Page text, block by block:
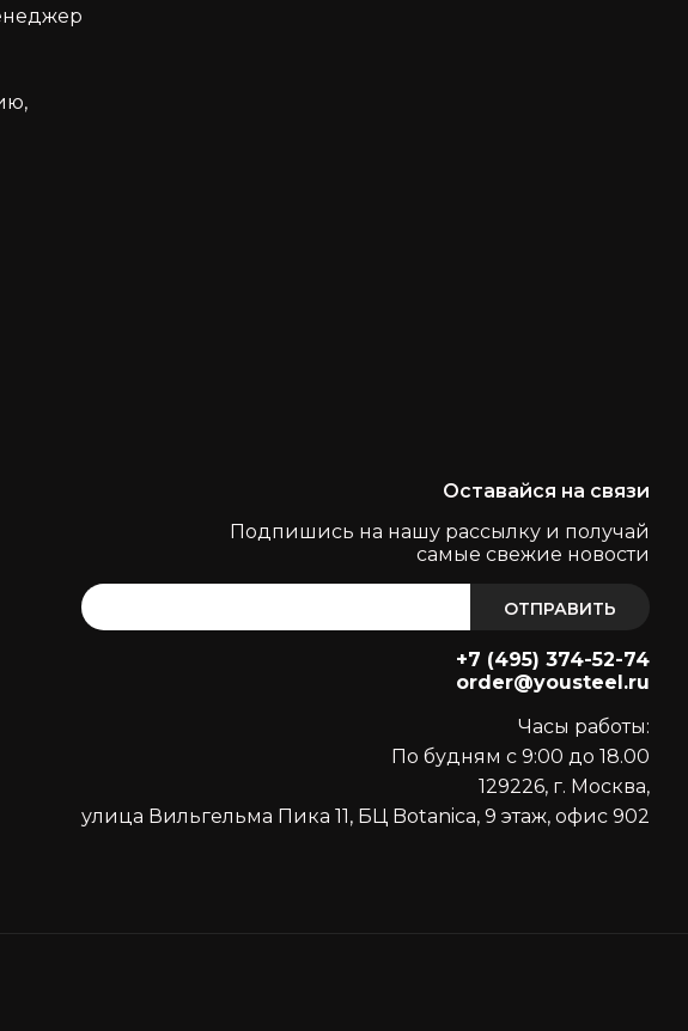
Оставайся на связи
Подпишись на нашу рассылку и получай
самые свежие новости
ОТПРАВИТЬ
+7 (495) 374-52-74
order@yousteel.ru
Часы работы:
По будням с 9:00 до 18.00
129226, г. Москва,
улица Вильгельма Пика 11, БЦ Botanica, 9 этаж, офис 902